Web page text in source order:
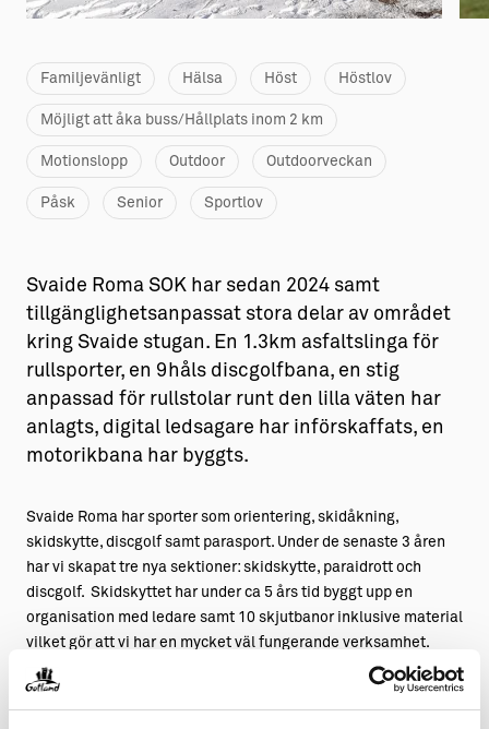
Familjevänligt Hälsa Höst Höstlov
Möjligt att åka buss/Hållplats inom 2 km
Motionslopp Outdoor Outdoorveckan
Påsk Senior Sportlov
Svaide Roma SOK har sedan 2024 samt
tillgänglighetsanpassat stora delar av området
kring Svaide stugan. En 1.3km asfaltslinga för
rullsporter, en 9håls discgolfbana, en stig
anpassad för rullstolar runt den lilla väten har
anlagts, digital ledsagare har införskaffats, en
motorikbana har byggts.
Svaide Roma har sporter som orientering, skidåkning,
skidskytte, discgolf samt parasport. Under de senaste 3 åren
har vi skapat tre nya sektioner: skidskytte, paraidrott och
discgolf. Skidskyttet har under ca 5 års tid byggt upp en
organisation med ledare samt 10 skjutbanor inklusive material
vilket gör att vi har en mycket väl fungerande verksamhet.
Paraidrotten växer kraftigt i Sverige och vi i Svaide har tagit
vid där och kör nu friidrott regelbundet året runt, samt